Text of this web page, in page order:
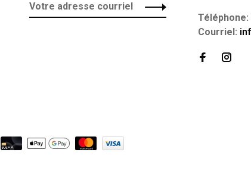
Téléphone:
Courriel: